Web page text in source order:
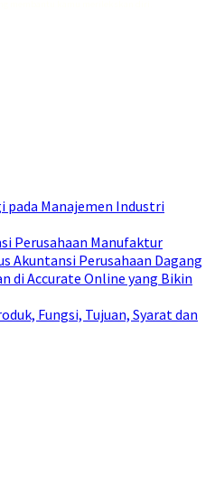
Manajemen Industri
Perusahaan Manufaktur
Akuntansi Perusahaan Dagang
di Accurate Online yang Bikin
Fungsi, Tujuan, Syarat dan